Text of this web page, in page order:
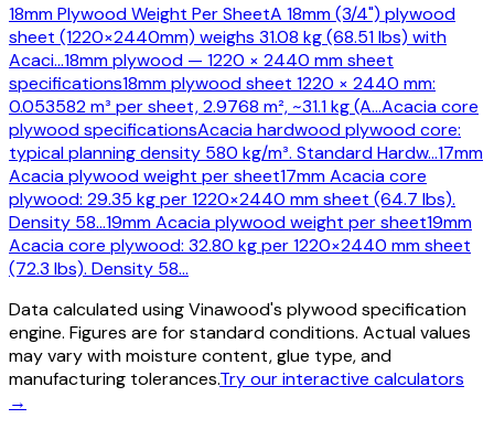
18mm Plywood Weight Per SheetA 18mm (3/4") plywood
sheet (1220×2440mm) weighs 31.08 kg (68.51 lbs) with
Acaci…18mm plywood — 1220 × 2440 mm sheet
specifications18mm plywood sheet 1220 × 2440 mm:
0.053582 m³ per sheet, 2.9768 m², ~31.1 kg (A…Acacia core
plywood specificationsAcacia hardwood plywood core:
typical planning density 580 kg/m³. Standard Hardw…17mm
Acacia plywood weight per sheet17mm Acacia core
plywood: 29.35 kg per 1220×2440 mm sheet (64.7 lbs).
Density 58…19mm Acacia plywood weight per sheet19mm
Acacia core plywood: 32.80 kg per 1220×2440 mm sheet
(72.3 lbs). Density 58…
Data calculated using Vinawood's plywood specification
engine. Figures are for standard conditions. Actual values
may vary with moisture content, glue type, and
manufacturing tolerances.Try our interactive calculators
→